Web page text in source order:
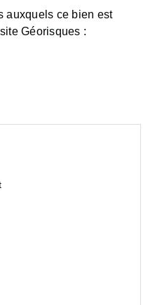
auxquels ce bien est
Géorisques :